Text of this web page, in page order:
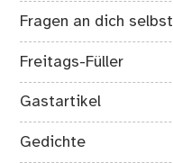
Fragen an dich selbst
Freitags-Füller
Gastartikel
Gedichte